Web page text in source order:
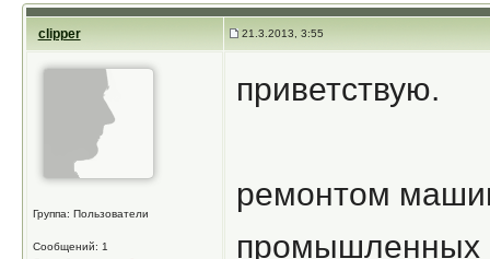
clipper 21.3.2013, 3:55
Группа: Пользователи
Сообщений: 1
приветствую.
ремонтом
промышленных